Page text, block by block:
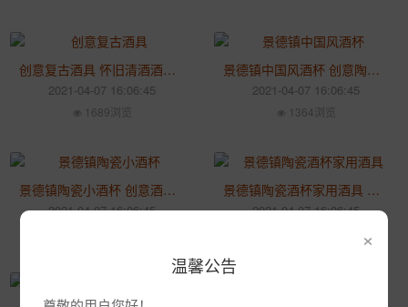
×
温馨公告
创意复古酒具 怀旧清酒酒壶 陶瓷家用日式酒具套装
2021-04-07 16:06:45
1689浏览
景德镇中国风酒杯 创意陶瓷白酒杯 中式仿古怀旧一口杯
2021-04-07 16:06:45
1364浏览
景德镇陶瓷小酒杯 创意酒壶酒具 家用中式高脚酒杯批发
2021-04-07 16:06:45
景德镇陶瓷酒杯家用酒具 中式白酒杯 家用创意复古酒杯
2021-04-07 16:06:45